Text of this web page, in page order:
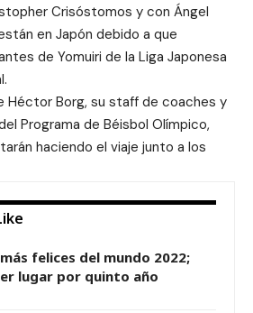
Crisóstomos y con Ángel
en Japón debido a que
de Yomuiri de la Liga Japonesa
Héctor Borg, su staff de coaches y
Programa de Béisbol Olímpico,
haciendo el viaje junto a los
felices del mundo 2022;
lugar por quinto año